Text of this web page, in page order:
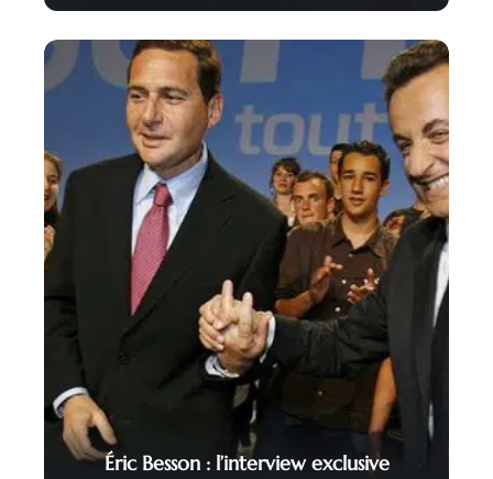
Éric Besson : l’interview exclusive